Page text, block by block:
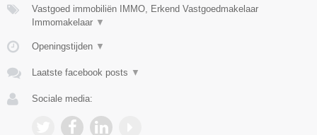
Vastgoed immobiliën IMMO, Erkend Vastgoedmakelaar
Immomakelaar ▼
Openingstijden ▼
Laatste facebook posts ▼
Sociale media: